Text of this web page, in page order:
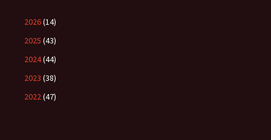
2026(14)
2025 (43)
2024(44)
2023 (38)
2022(47)